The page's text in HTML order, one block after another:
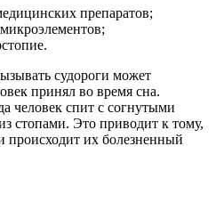
препаратов;
судороги может
принял во время сна.
человек спит с согнутыми
стопами. Это приводит к тому,
их болезненный